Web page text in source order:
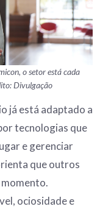
o setor está cada
Divulgação
já está adaptado a
tecnologias que
e gerenciar
que outros
ociosidade e